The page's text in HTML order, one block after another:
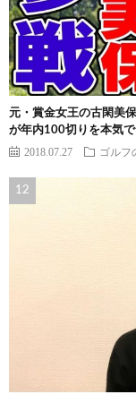
元・賞金女王の古閑美
が年内100切りを本気
2018.07.27 ゴルフ